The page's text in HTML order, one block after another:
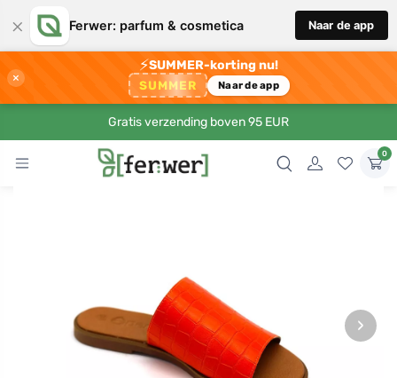
× Ferwer: parfum & cosmetica Naar de app
×
⚡SUMMER-korting nu!
SUMMER Naar de app
Gratis verzending boven 95 EUR
0
›